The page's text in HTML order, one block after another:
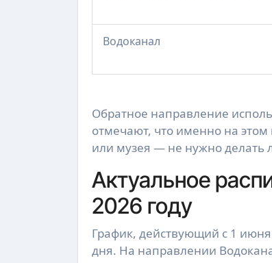
Водоканал
Обратное направление
отмечают, что именно на
или музея — не нужно делать
Актуальное
2026 году
График, действующий с 1 июня
дня. На направлении